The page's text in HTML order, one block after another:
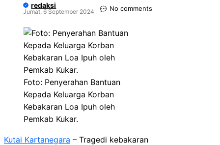
redaksi
Jumat, 6 September 2024 No comments
Foto: Penyerahan Bantuan
Kepada Keluarga Korban
Kebakaran Loa Ipuh oleh
Pemkab Kukar.
Kutai Kartanegara – Tragedi kebakaran